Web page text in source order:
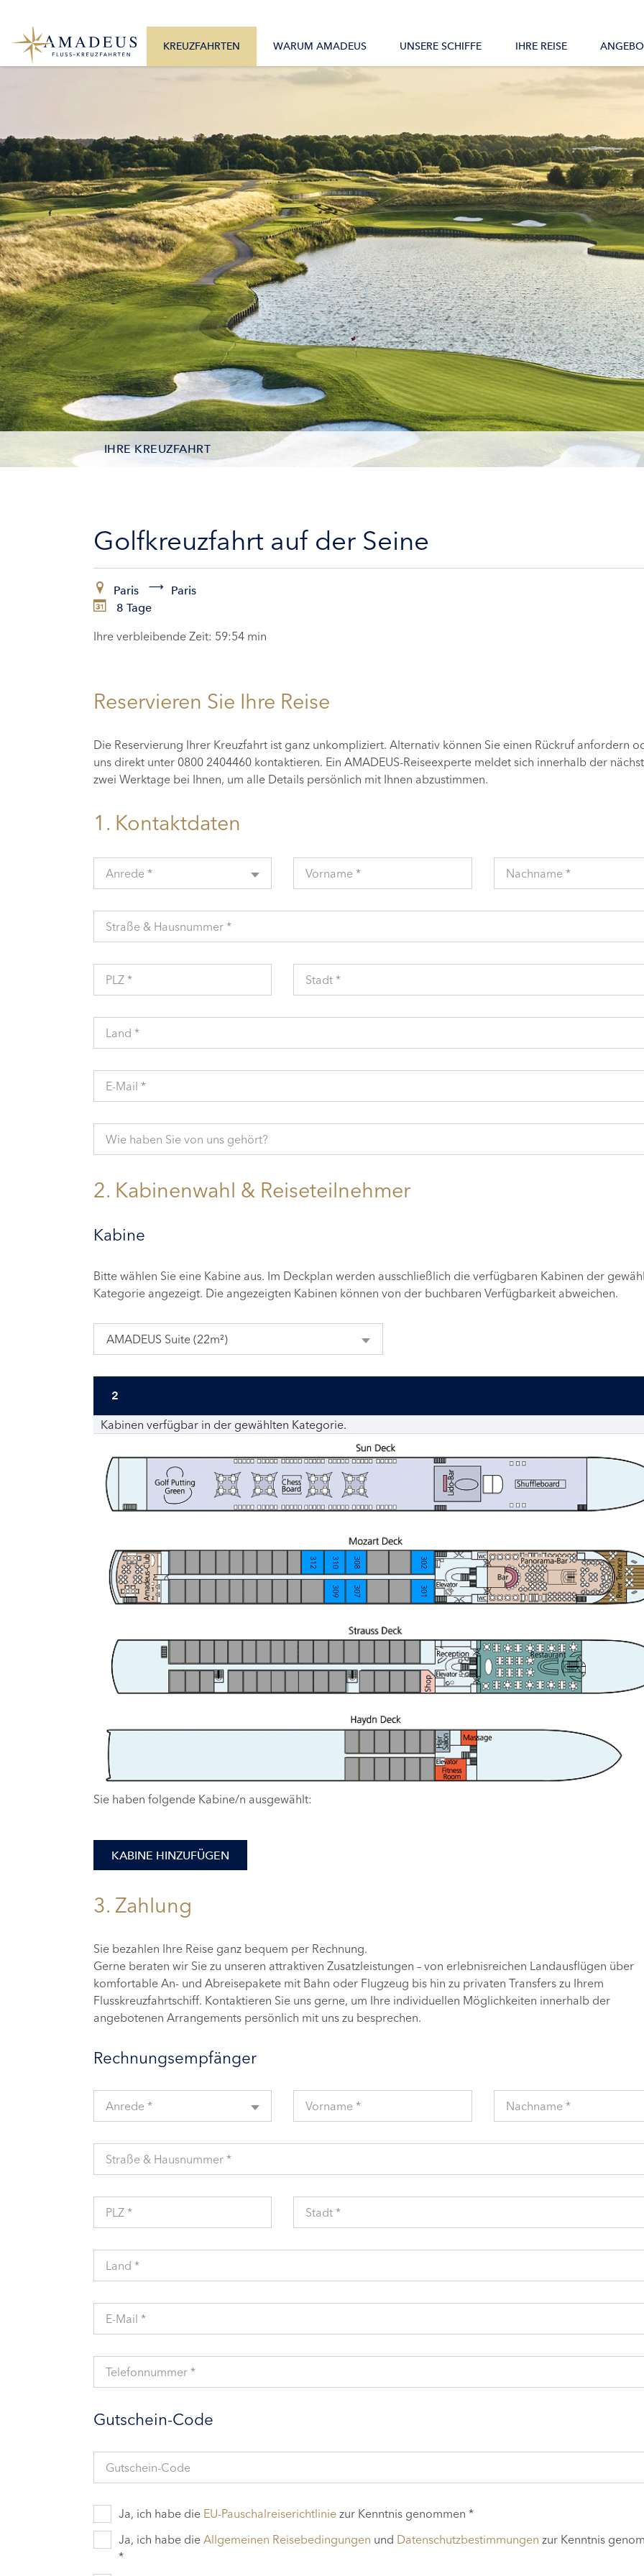
IHRE KREUZFAHRT
Golfkreuzfahrt auf der Seine
Paris
Paris
8 Tage
Ihre verbleibende Zeit: 59:53 min
Reservieren Sie Ihre Reise
Die Reservierung Ihrer Kreuzfahrt ist ganz unkompliziert. Alternativ können Sie einen Rückruf anfordern
uns direkt unter 0800 2404460 kontaktieren. Ein AMADEUS-Reiseexperte meldet sich innerhalb der
zwei Werktage bei Ihnen, um alle Details persönlich mit Ihnen abzustimmen.
1. Kontaktdaten
Anrede * Vorname * Nachname *
Straße & Hausnummer *
PLZ * Stadt *
Land *
E-Mail *
Wie haben Sie von uns gehört?
2. Kabinenwahl & Reiseteilnehmer
Kabine
Bitte wählen Sie eine Kabine aus. Im Deckplan werden ausschließlich die verfügbaren Kabinen der
Kategorie angezeigt. Die angezeigten Kabinen können von der buchbaren Verfügbarkeit abweichen.
AMADEUS Suite (22m²)
2
Kabinen verfügbar in der gewählten Kategorie.
301
302
307
308
309
310
312
Sie haben folgende Kabine/n ausgewählt:
KABINE HINZUFÜGEN
3. Zahlung
Sie bezahlen Ihre Reise ganz bequem per Rechnung.
Gerne beraten wir Sie zu unseren attraktiven Zusatzleistungen – von erlebnisreichen Landausflügen über
komfortable An- und Abreisepakete mit Bahn oder Flugzeug bis hin zu privaten Transfers zu Ihrem
Flusskreuzfahrtschiff. Kontaktieren Sie uns gerne, um Ihre individuellen Möglichkeiten innerhalb der
angebotenen Arrangements persönlich mit uns zu besprechen.
Rechnungsempfänger
Anrede * Vorname * Nachname *
Straße & Hausnummer *
PLZ * Stadt *
Land *
E-Mail *
Telefonnummer *
Gutschein-Code
Gutschein-Code
Ja, ich habe die EU-Pauschalreiserichtlinie zur Kenntnis genommen *
Ja, ich habe die Allgemeinen Reisebedingungen und Datenschutzbestimmungen zur Kenntnis
*
KREUZFAHRTEN WARUM AMADEUS UNSERE SCHIFFE IHRE REISE
Alle Monate Mo. – Fr. 9:30 – 17:30 Uhr